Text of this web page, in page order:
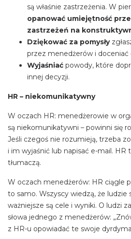
są właśnie zastrzeżenia. W
opanować umiejętność
zastrzeżeń na
Dziękować za pomysły
przez menedżerów i doceniać
Wyjaśniać powody, które
innej decyzji.
HR – niekomunikatywny
W oczach HR: menedżerowie w
są niekomunikatywni – powinni się
Jeśli czegoś nie rozumieją, trzeba
i im wyjaśnić lub napisać e-mail. HR
tłumaczą.
W oczach menedżerów: HR ciągle
to samo. Wszyscy wiedzą, że ludzie
ważniejsze są cele i wyniki. O ludzi
słowa jednego z menedżerów:
z HR-u opowiadać te swoje